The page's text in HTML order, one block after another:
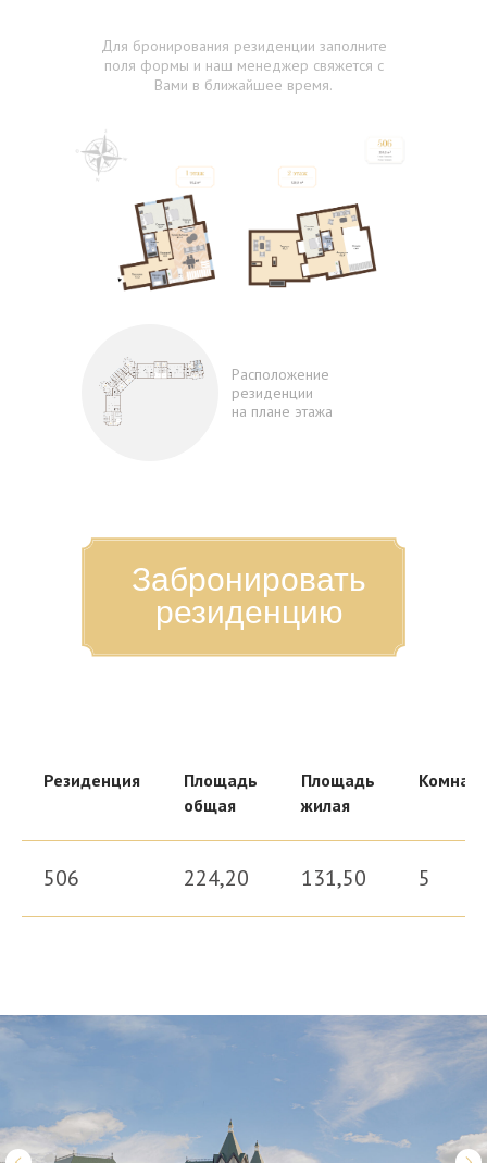
Здесь царит атмосфера
головокружительные виды на
Для бронирования резиденции заполните
поля формы и наш менеджер свяжется с
Вами в ближайшее время.
Расположение
резиденции
на плане этажа
Забронировать
резиденцию
Резиденция
Площадь
общая
Площадь
жилая
Комнат
506 224,20 131,50 5